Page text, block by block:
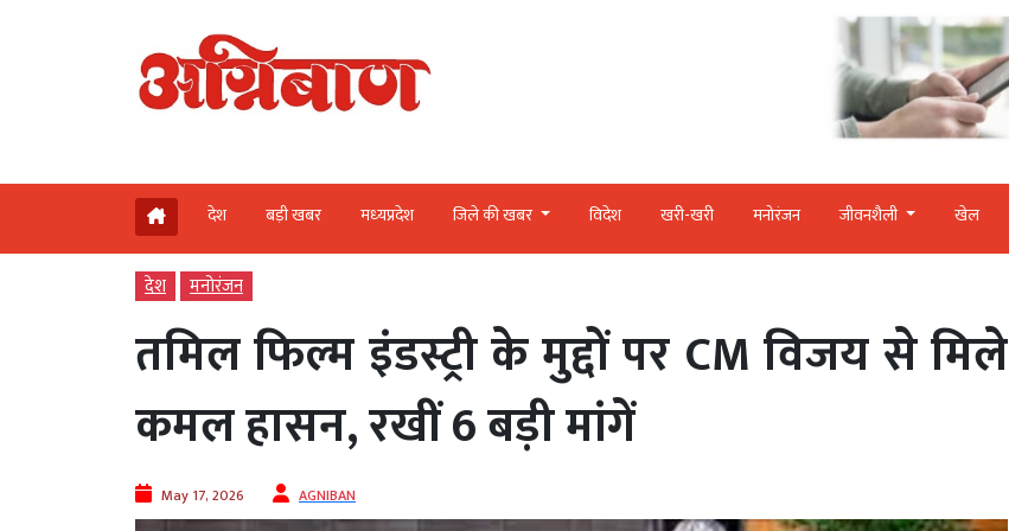
देश बड़ी खबर मध्‍यप्रदेश जिले की खबर विदेश खरी-खरी मनोरंजन जीवनशैली खेल
देश मनोरंजन
तमिल फिल्म इंडस्ट्री के मुद्दों पर CM विजय से मिले
कमल हासन, रखीं 6 बड़ी मांगें
May 17, 2026 AGNIBAN